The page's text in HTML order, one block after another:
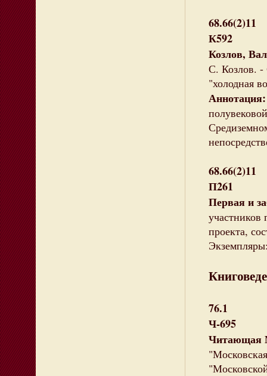
68.66(2)11
К592
Козлов,
С. Козлов.
"холодная
68.66(2)11
П261
Первая и
участников
проекта,
76.1
Ч-695
Читающая